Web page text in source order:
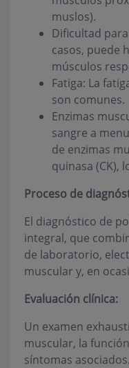
muslos).
Dificultad
casos, puede
músculos
Fatiga: La
son comunes.
Enzimas
sangre a
de enzimas
quinasa (CK),
Proceso de
El diagnóstico de
integral, que
de laboratorio,
muscular y, en
Evaluación clínica:
Un examen
muscular, la
síntomas asociados.